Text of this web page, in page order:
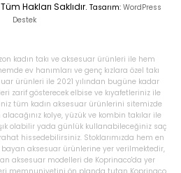
Hakları Saklıdır. Tasarım: WordPress
Destek
kadın takı ve aksesuar ürünleri ile hem
ev hanımları ve genç kızlara özel takı
ürünleri ile 2021 yılından bugüne kadar
zarif gösterecek elbise ve kıyafetleriniz ile
tüm kadın aksesuar ürünlerini sitemizde
kolye, yüzük ve kombin takılar ile
olabilir yada günlük kullanabileceğiniz saç
hissedebilirsiniz. Stoklarımızda hem en
aksesuar ürünlerine yer verilmektedir,
aksesuar modelleri de Koprinaco'da yer